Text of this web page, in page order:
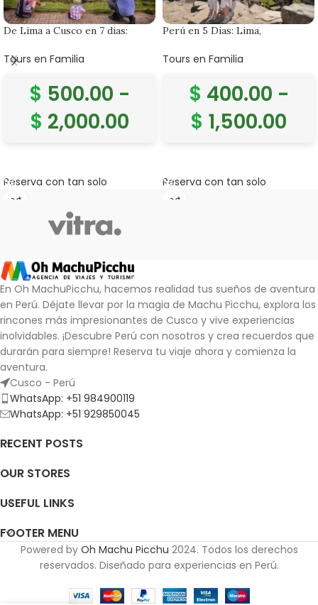
De Lima a Cusco en 7 dias:
Tours en Familia
$ 500.00 -
$ 2,000.00
Reserva con tan solo
Perú en 5 Días: Lima,
Tours en Familia
$ 400.00 -
$ 1,500.00
Reserva con tan solo
En Oh MachuPicchu, hacemos realidad tus sueños de aventura
en Perú. Déjate llevar por la magia de Machu Picchu, explora los
rincones más impresionantes de Cusco y vive experiencias
inolvidables. ¡Descubre Perú con nosotros y crea recuerdos que
durarán para siempre! Reserva tu viaje ahora y comienza la
aventura.
Cusco - Perú
WhatsApp: +51 984900119
WhatsApp: +51 929850045
RECENT POSTS
OUR STORES
USEFUL LINKS
FOOTER MENU
Powered by Oh Machu Picchu 2024. Todos los derechos
reservados. Diseñado para experiencias en Perú.